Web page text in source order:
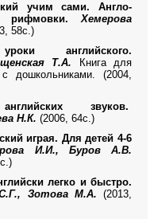
учим сами. Англо-
рифмовки.Хемерова
58с.)
английского.
Т.А.
Книга для
с дошкольниками. (2004,
звуков.
Н.К. (2006, 64с.)
играя. Для детей 4-6
И.И., Буров А.В.
легко и быстро.
Зотова М.А. (2013,